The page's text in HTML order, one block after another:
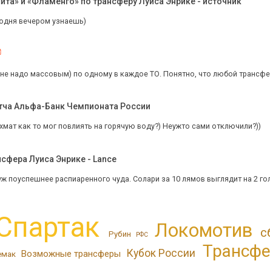
вечером узнаешь)
надо массовым) по одному в каждое ТО. Понятно, что любой
Альфа-Банк Чемпионата России
как то мог повлиять на горячую воду?) Неужто сами отключили?))
Луиса Энрике - Lance
поуспешнее распиаренного чуда. Солари за 10 лямов выглядит на 2
Рубин РФС Локомотив
Возможные трансферы Кубок России